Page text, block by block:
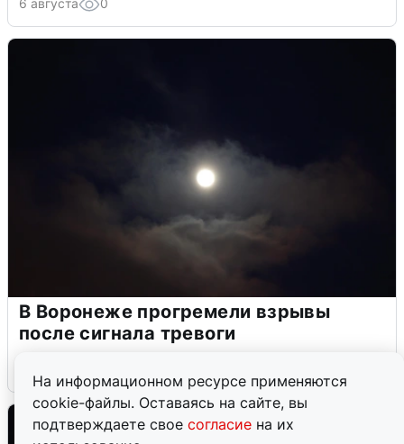
На информационном ресурсе применяются
cookie-файлы. Оставаясь на сайте, вы
подтверждаете свое согласие на их
В Воронеже прогремели взрывы
после сигнала тревоги